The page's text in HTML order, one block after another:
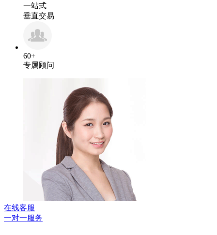
一站式
垂直交易
60+
专属顾问
在线客服
一对一服务